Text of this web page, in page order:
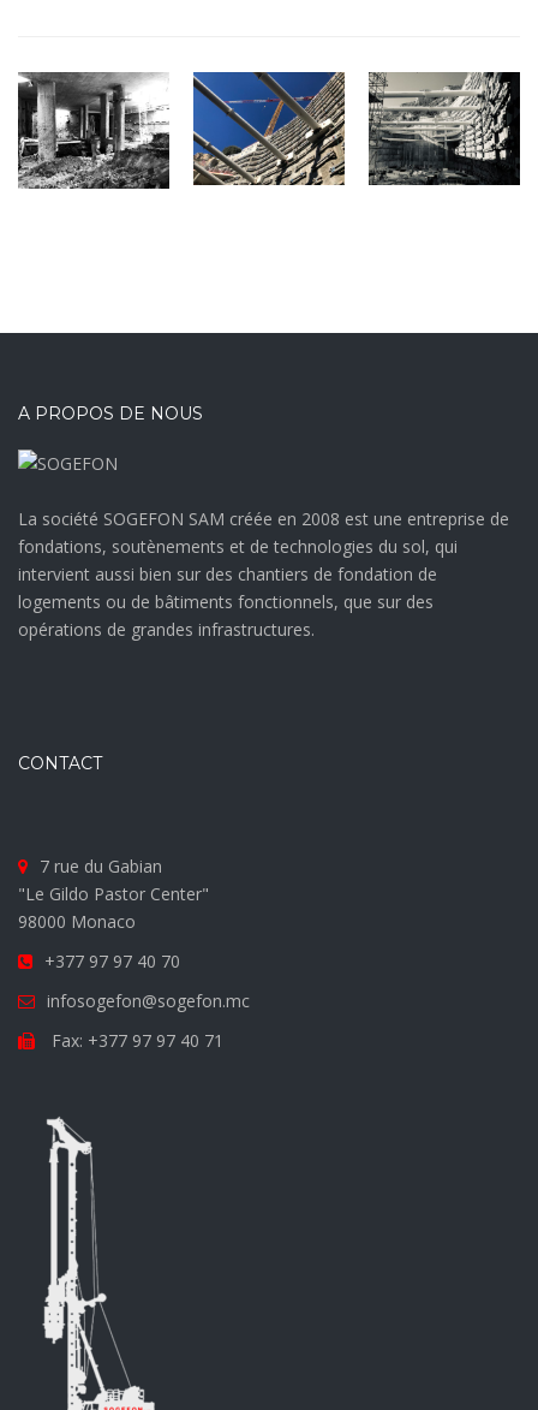
A PROPOS DE NOUS
La société SOGEFON SAM créée en 2008 est une entreprise de
fondations, soutènements et de technologies du sol, qui
intervient aussi bien sur des chantiers de fondation de
logements ou de bâtiments fonctionnels, que sur des
opérations de grandes infrastructures.
CONTACT
7 rue du Gabian
"Le Gildo Pastor Center"
98000 Monaco
+377 97 97 40 70
infosogefon@sogefon.mc
Fax: +377 97 97 40 71